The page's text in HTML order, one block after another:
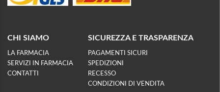
CHI SIAMO
LA FARMACIA
SERVIZI IN FARMACIA
CONTATTI
SICUREZZA E TRASPARENZA
PAGAMENTI SICURI
SPEDIZIONI
RECESSO
CONDIZIONI DI VENDITA